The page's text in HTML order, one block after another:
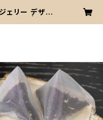
ェリー デザイ